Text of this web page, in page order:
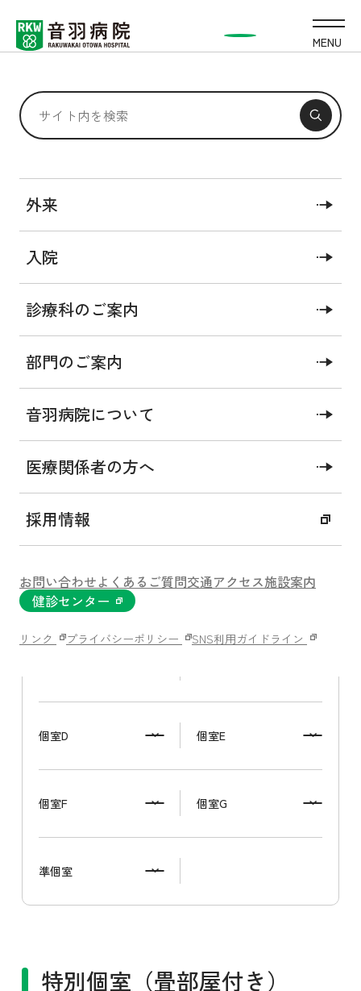
MENU
外来
入院
診療科のご案内
部門のご案内
音羽病院について
医療関係者の方へ
採用情報
お問い合わせよくあるご質問交通アクセス施設案内
健診センター
リンク プライバシーポリシー SNS利用ガイドライン
個室・準個室
個室料金・設備
当院は、健康保険法に定める特定療養費の規定に基づ
いた療養環境の向上に努めております。以下の病室へ
の入室をご希望されます場合には、1日につき下記の料
金をご負担いただくことになります。なお、主治医が
治療上必要と認めた場合や院内感染防止のためなど、
特別個室（畳部屋
有料個室
個室D 個室E
個室F 個室G
準個室
特別個室（畳部屋付き）